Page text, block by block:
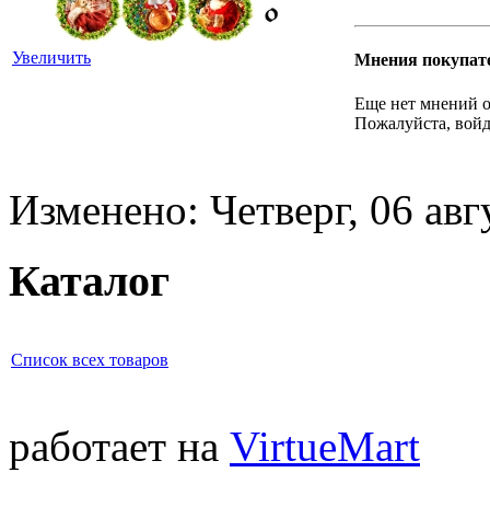
Увеличить Мнения
Еще нет мнений
Пожалуйста,
Изменено: Четверг, 06
Каталог
Список всех товаров
работает на VirtueMart